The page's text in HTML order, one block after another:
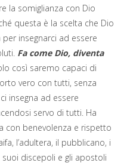
la somiglianza con Dio
questa è la scelta che Dio
insegnarci ad essere
Fa come Dio, diventa
così saremo capaci di
vero con tutti, senza
insegna ad essere
servo di tutti. Ha
con benevolenza e rispetto
l’adultera, il pubblicano, i
discepoli e gli apostoli